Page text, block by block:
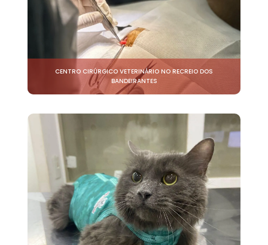
CENTRO CIRÚRGICO VETERINÁRIO NO RECREIO DOS
BANDEIRANTES